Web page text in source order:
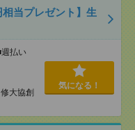
当プレゼント】生
払い
修大協創
気になる！